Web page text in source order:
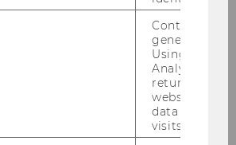
bei WU-
Contains a
generated
Using this
Analytics can
returning
website and
data from
visits.